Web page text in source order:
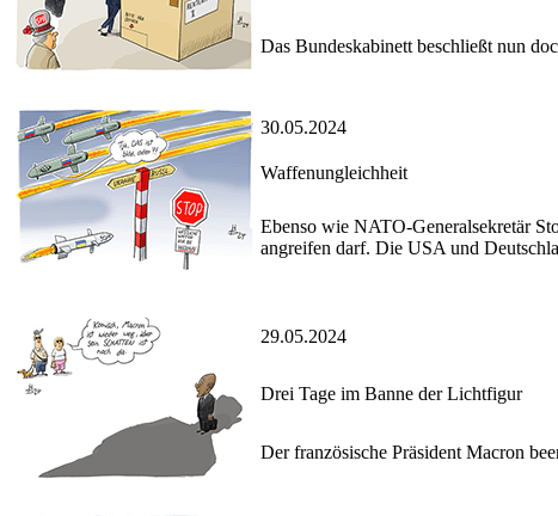
Das Bundeskabinett beschließt nun
30.05.2024
Waffenungleichheit
Ebenso wie NATO-Generalsekretär
angreifen darf. Die USA und
29.05.2024
Drei Tage im Banne der Lichtfigur
Der französische Präsident Macron